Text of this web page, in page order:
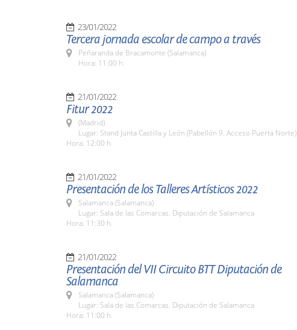
23/01/2022
Tercera jornada escolar de campo a través
Peñaranda de Bracamonte (Salamanca)
Hora: 11:00 h.
21/01/2022
Fitur 2022
(Madrid)
Lugar: Stand Junta Castilla y León (Pabellón 9. Acceso Puerta Norte)
Hora: 12:00 h.
21/01/2022
Presentación de los Talleres Artísticos 2022
Salamanca (Salamanca)
Lugar: Sala de las Comarcas. Diputación de Salamanca
Hora: 11:30 h.
21/01/2022
Presentación del VII Circuito BTT Diputación de
Salamanca
Salamanca (Salamanca)
Lugar: Sala de las Comarcas. Diputación de Salamanca
Hora: 11:00 h.